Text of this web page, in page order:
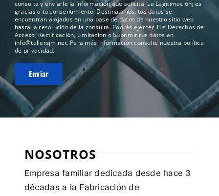
consulta y enviarle la información que solicita. La Legitimación; es
gracias a tu consentimiento. Destinatarios: tus datos se
encuentran alojados en una base de datos de nuestro sitio web
hasta la resolución de la consulta. Podrás ejercer Tus Derechos de
Acceso, Rectificación, Limitación o Suprimir tus datos en
info@tallersjm.net. Para más información consulte nuestra política
de privacidad.
NOSOTROS
Empresa familiar dedicada desde hace 3
décadas a la Fabricación de